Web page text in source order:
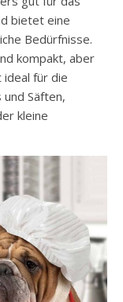
bietet eine
Bedürfnisse.
kompakt, aber
für die
Säften,
kleine